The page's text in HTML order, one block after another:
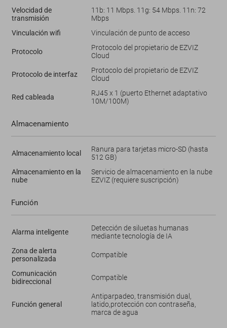
Velocidad de
transmisión
11b: 11 Mbps. 11g: 54 Mbps. 11n: 72
Mbps
Vinculación wifi
Vinculación de punto de acceso
Protocolo
Protocolo del propietario de EZVIZ
Cloud
Protocolo de interfaz
Protocolo del propietario de EZVIZ
Cloud
Red cableada
RJ45 x 1 (puerto Ethernet adaptativo
10M/100M)
Almacenamiento
Almacenamiento local
Ranura para tarjetas micro-SD (hasta
512 GB)
Almacenamiento en la
nube
Servicio de almacenamiento en la nube
EZVIZ (requiere suscripción)
Función
Alarma inteligente
Detección de siluetas humanas
mediante tecnología de IA
Zona de alerta
personalizada
Compatible
Comunicación
bidireccional
Compatible
Función general
Antiparpadeo, transmisión dual,
latido,protección con contraseña,
marca de agua